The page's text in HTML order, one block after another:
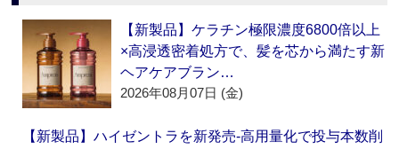
【新製品】ケラチン極限濃度6800倍以上
×高浸透密着処方で、髪を芯から満たす新
ヘアケアブラン…
2026年08月07日 (金)
【新製品】ハイゼントラを新発売‐高用量化で投与本数削